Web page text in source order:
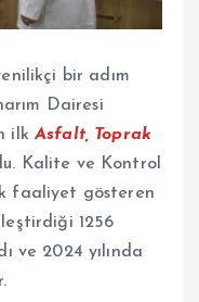
bir adım
Dairesi
ilkAsfalt, Toprak
Kalite ve Kontrol
faaliyet gösteren
1256
ve 2024 yılında